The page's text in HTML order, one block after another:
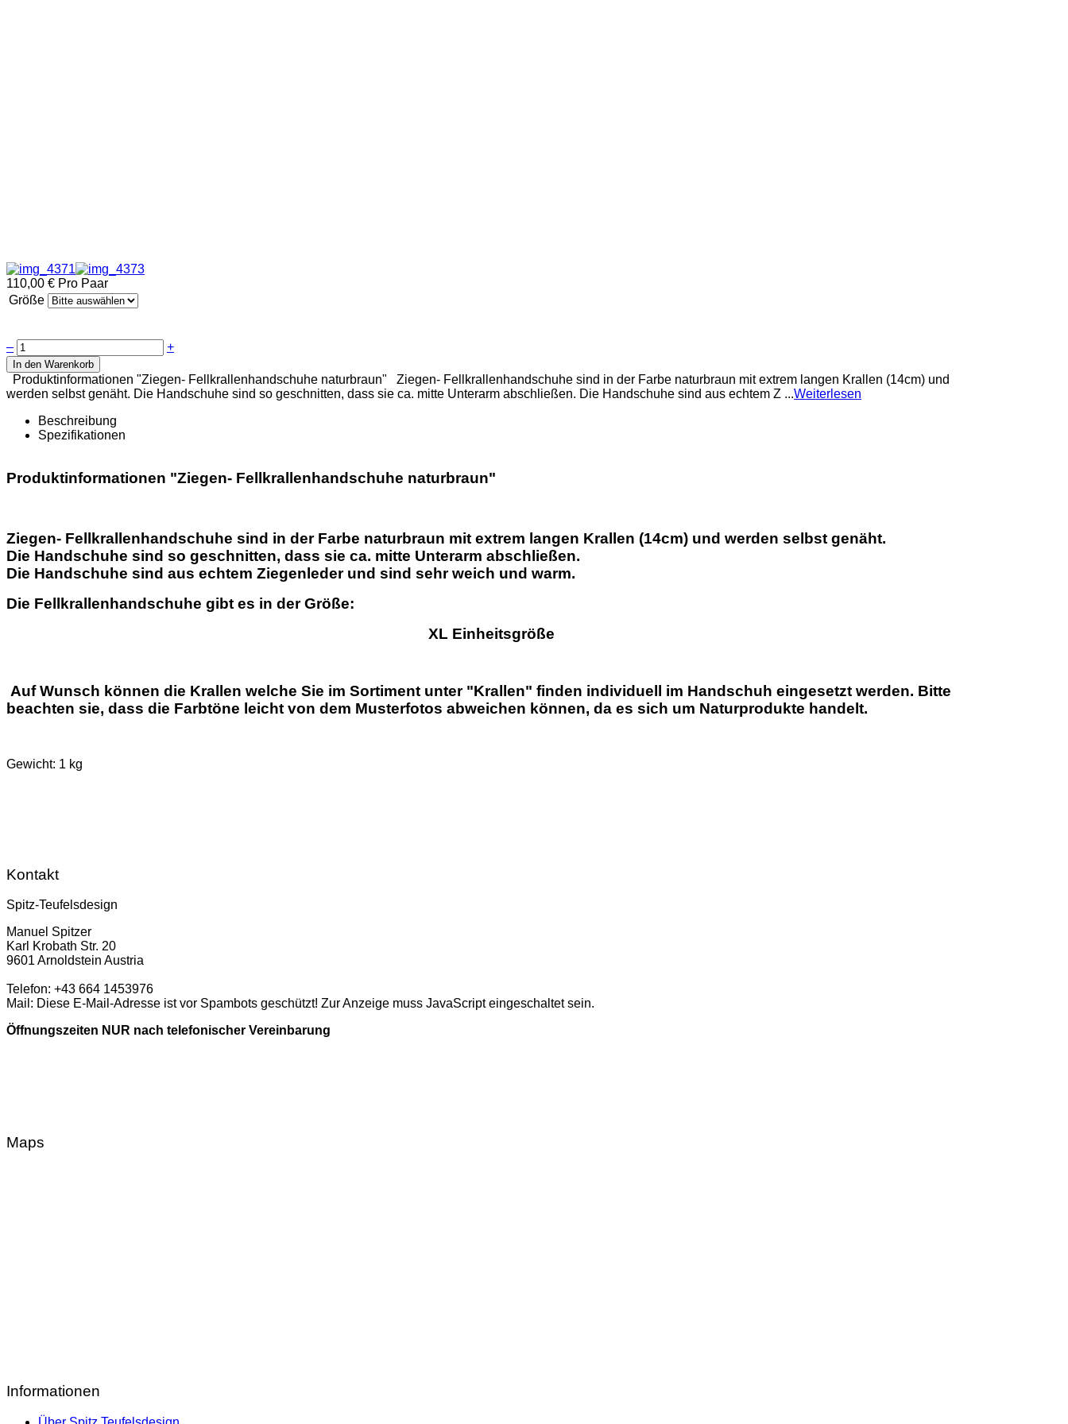
110,00 € Pro Paar
Größe
– +
In den Warenkorb
Produktinformationen "Ziegen- Fellkrallenhandschuhe naturbraun" Ziegen- Fellkrallenhandschuhe sind in der Farbe naturbraun mit extrem langen Krallen (14cm) und
werden selbst genäht. Die Handschuhe sind so geschnitten, dass sie ca. mitte Unterarm abschließen. Die Handschuhe sind aus echtem Z ...Weiterlesen
Beschreibung
Spezifikationen
Produktinformationen "Ziegen- Fellkrallenhandschuhe naturbraun"
Ziegen- Fellkrallenhandschuhe sind in der Farbe naturbraun mit extrem langen Krallen (14cm) und werden selbst genäht.
Die Handschuhe sind so geschnitten, dass sie ca. mitte Unterarm abschließen.
Die Handschuhe sind aus echtem Ziegenleder und sind sehr weich und warm.
Die Fellkrallenhandschuhe gibt es in der Größe:
XL Einheitsgröße
Auf Wunsch können die Krallen welche Sie im Sortiment unter "Krallen" finden individuell im Handschuh eingesetzt werden. Bitte
beachten sie, dass die Farbtöne leicht von dem Musterfotos abweichen können, da es sich um Naturprodukte handelt.
Gewicht: 1 kg
Kontakt
Spitz-Teufelsdesign
Manuel Spitzer
Karl Krobath Str. 20
9601 Arnoldstein Austria
Telefon: +43 664 1453976
Mail: Diese E-Mail-Adresse ist vor Spambots geschützt! Zur Anzeige muss JavaScript eingeschaltet sein.
Öffnungszeiten NUR nach telefonischer Vereinbarung
Maps
Informationen